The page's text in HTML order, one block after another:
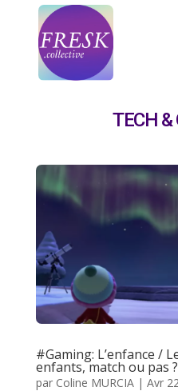
TECH
#Gaming: L’enfance /
enfants, match ou pas ?
par Coline MURCIA| Avr